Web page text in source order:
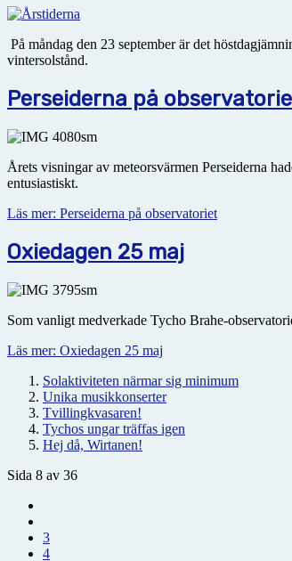
På måndag den 23 september är det
vintersolstånd.
Perseiderna på
Årets visningar av meteorsvärmen Perseiderna
entusiastiskt.
Läs mer: Perseiderna på observatoriet
Oxiedagen 25 maj
Som vanligt medverkade Tycho Brahe-
Läs mer: Oxiedagen 25 maj
Solaktiviteten närmar sig minimum
Unika musikkonserter
Tvillingkvasaren!
Tychos ungar träffas igen
Hej då, Wirtanen!
Sida 8 av 36
3
4